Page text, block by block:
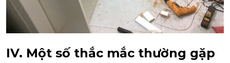
IV. Một số thắc mắc thường gặp